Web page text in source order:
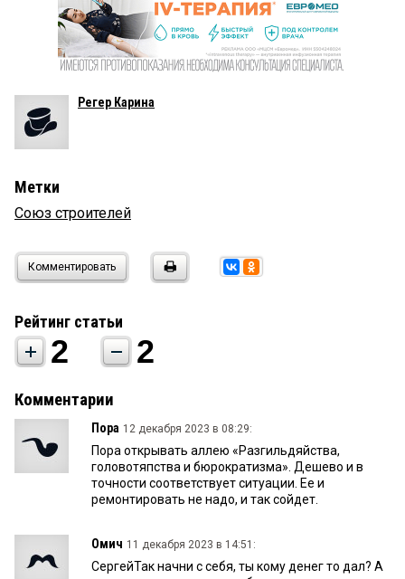
Регер Карина
Метки
Союз строителей
Комментировать
Рейтинг статьи
2 2
Комментарии
Пора 12 декабря 2023 в 08:29:
Пора открывать аллею «Разгильдяйства,
головотяпства и бюрократизма». Дешево и в
точности соответствует ситуации. Ее и
ремонтировать не надо, и так сойдет.
Омич 11 декабря 2023 в 14:51:
СергейТак начни с себя, ты кому денег то дал? А